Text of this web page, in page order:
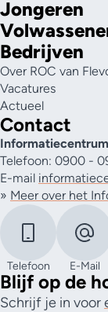
Jongeren
Bedrijven
Over ROC van
Vacatures
Actueel
Contact
Telefoon: 0900 -
E-mail
» Meer over het
Telefoon E-Mail
Blijf op de
Schrijf je in voor